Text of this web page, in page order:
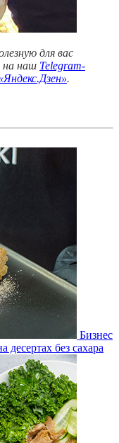
для вас
на наш Telegram-
.
Бизнес
без сахара